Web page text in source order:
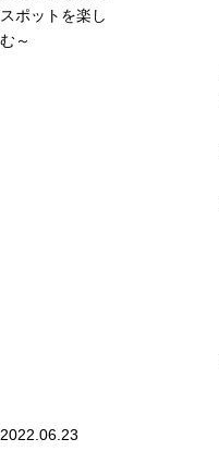
スポットを楽し
む～
2022.06.23